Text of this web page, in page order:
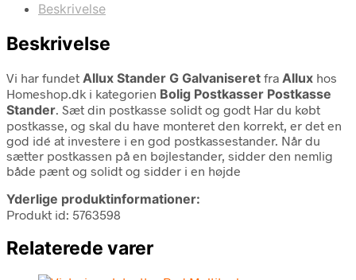
Beskrivelse
Beskrivelse
Vi har fundet Allux Stander G Galvaniseret fra Allux hos
Homeshop.dk i kategorien Bolig Postkasser Postkasse
Stander. Sæt din postkasse solidt og godt Har du købt
postkasse, og skal du have monteret den korrekt, er det en
god idé at investere i en god postkassestander. Når du
sætter postkassen på en bøjlestander, sidder den nemlig
både pænt og solidt og sidder i en højde
Yderlige produktinformationer:
Produkt id: 5763598
Relaterede varer